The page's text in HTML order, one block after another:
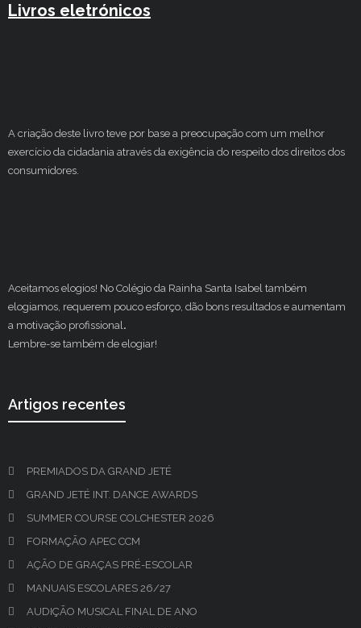
Livros eletrónicos
A criação deste livro teve por base a preocupação com um melhor
exercício da cidadania através da exigência do respeito dos direitos dos
consumidores.
Aceitamos elogios! No Colégio da Rainha Santa Isabel também
elogiamos, requerem pouco esforço, dão bons resultados e aumentam
a motivação profissional.
Lembre-se também de elogiar!
Artigos recentes
PREMIADOS DA GRAND JETÉ
GRAND JETÉ INT. DANCE AWARDS
SUMMER COURSE COLCHESTER 2026
FORMAÇÃO APEC CCM
AÇÃO DE GRAÇAS PRÉ-ESCOLAR
MANUAIS ESCOLARES 26/27
AUDIÇÃO MUSICAL FINAL DE ANO